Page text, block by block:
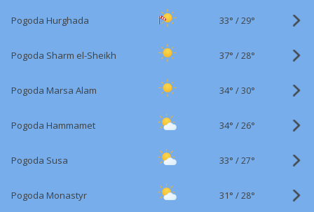
Pogoda Hurghada 33° /29°
Pogoda Sharm el-Sheikh 37° /28°
Pogoda Marsa Alam 34° /30°
Pogoda Hammamet 34° /26°
Pogoda Susa 33° /27°
Pogoda Monastyr 31° /28°